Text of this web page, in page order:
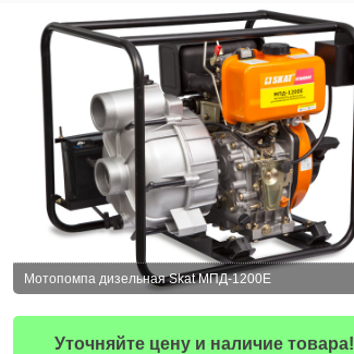
Мотопомпа дизельная Skat МПД-1200Е
Уточняйте цену и наличие товара!